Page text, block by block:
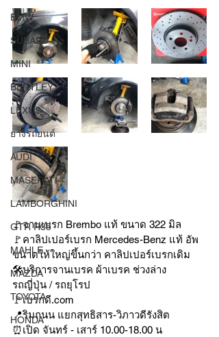
BMW
SUBARU
MINI
BENTLEY
LEXUS
ยางรถยนต์
AUDI
MASERATI
LAMBORGHINI
GTR R35
MAHLE
MAZDA
TOYOTA
HONDA
🚩จานเบรก Brembo แท้ ขนาด 322 มิล
🚩คาลิปเปอร์เบรก Mercedes-Benz แท้ อัพ
ขนาดให้ใหญ่ขึ้นกว่า คาลิปเปอร์เบรกเดิม
🛠บริการจานเบรค ผ้าเบรค ช่วงล่าง
รถญี่ปุ่น / รถยุโรป
🚩เบรกดี.com
📍ริมถนน แยกสุทธิสาร-วิภาวดีรังสิต
⏰เปิด จันทร์ - เสาร์ 10.00-18.00 น